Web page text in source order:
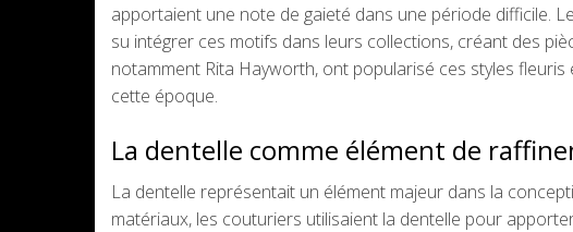
apportaient une note de gaieté dans une période difficile.
su intégrer ces motifs dans leurs collections, créant des
notamment Rita Hayworth, ont popularisé ces styles
cette époque.
La dentelle comme élément de
La dentelle représentait un élément majeur dans la
matériaux, les couturiers utilisaient la dentelle pour